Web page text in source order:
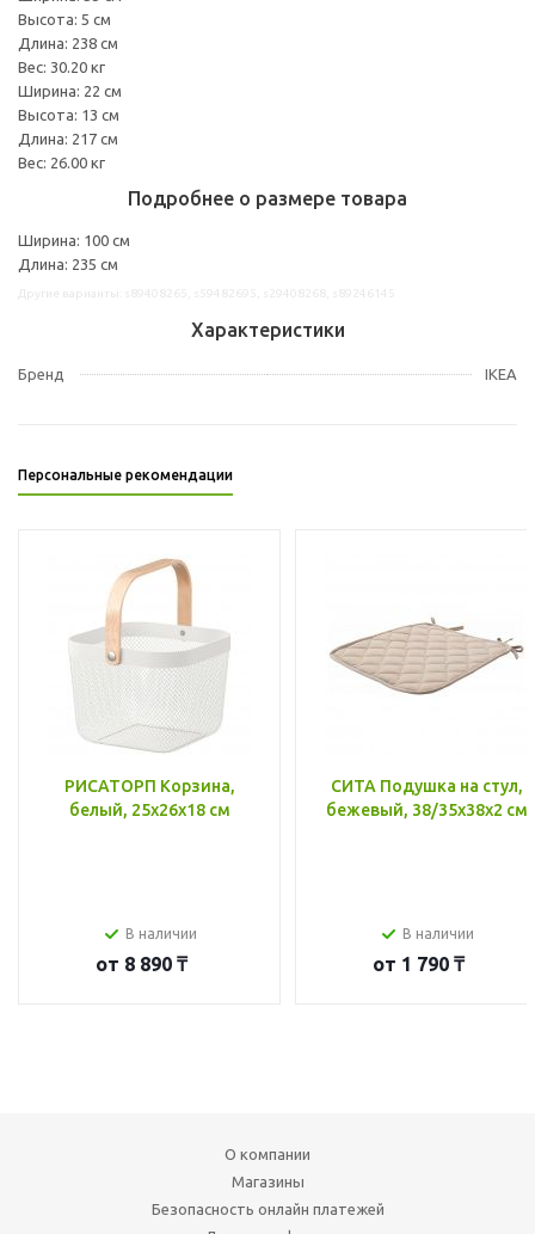
Высота: 5 см
Длина: 238 см
Вес: 30.20 кг
Ширина: 22 см
Высота: 13 см
Длина: 217 см
Вес: 26.00 кг
Подробнее о размере товара
Ширина: 100 см
Длина: 235 см
Характеристики
Бренд IKEA
Персональные рекомендации
РИСАТОРП Корзина,
белый, 25x26x18 см
В наличии
от 8 890 ₸
СИТА Подушка на стул,
бежевый, 38/35x38x2 см
В наличии
от 1 790 ₸
О компании
Магазины
Безопасность онлайн платежей